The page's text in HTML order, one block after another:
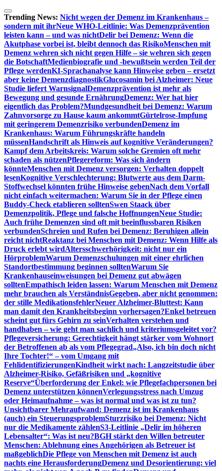
Zum
Inhalt
springen
Trending News: Nicht wegen der Demenz im Krankenhaus –
sondern mit ihrNeue WHO-Leitlinie: Was Demenzprävention
leisten kann – und was nichtDelir bei Demenz: Wenn die
Akutphase vorbei ist, bleibt dennoch das RisikoMenschen mit
Demenz wehren sich nicht gegen Hilfe – sie wehren sich gegen
die BotschaftMedienbiografie und -bewußtsein werden Teil der
Pflege werdenKI-Sprachanalyse kann Hinweise geben – ersetzt
aber keine DemenzdiagnostikGlucosamin bei Alzheimer: Neue
Studie liefert WarnsignalDemenzprävention ist mehr als
Bewegung und gesunde ErnährungDemenz: Wer hat hier
eigentlich das Problem?Mundgesundheit bei Demenz: Warum
Zahnvorsorge zu Hause kaum ankommtGürtelrose-Impfung
mit geringerem Demenzrisiko verbundenDemenz im
Krankenhaus: Warum Führungskräfte handeln
müssenHandschrift als Hinweis auf kognitive Veränderungen?
Kampf dem Arbeitskreis: Warum solche Gremien oft mehr
schaden als nützenPflegereform: Was sich ändern
könnteMenschen mit Demenz versorgen: Verhalten doppelt
lesenKognitive Verschlechterung: Blutwerte aus dem Darm-
Stoffwechsel könnten frühe Hinweise gebenNach dem Vorfall
nicht einfach weitermachen: Warum Sie in der Pflege einen
Buddy-Check etablieren solltenSwen Staack über
Demenzpolitik, Pflege und falsche HoffnungenNeue Studie:
Auch frühe Demenzen sind oft mit beeinflussbaren Risiken
verbundenSchreien und Rufen bei Demenz: Beruhigen allein
reicht nichtReaktanz bei Menschen mit Demenz: Wenn Hilfe als
Druck erlebt wirdAltersschwerhörigkeit: nicht nur ein
HörproblemWarum Demenzschulungen mit einer ehrlichen
Standortbestimmung beginnen solltenWarum Sie
Krankenhauseinweisungen bei Demenz gut abwägen
solltenEmpathisch leiden lassen: Warum Menschen mit Demenz
mehr brauchen als VerständnisGegeben, aber nicht genommen:
der stille MedikationsfehlerNeuer Alzheimer-Bluttest: Kann
man damit den Krankheitsbeginn vorhersagen?Enkel betreuen
scheint gut fürs Gehirn zu seinVerhalten verstehen und
handhaben – wie geht man sachlich und kriteriumsgeleitet vor?
Pflegeversicherung: Gerechtigkeit hängt stärker vom Wohnort
der Betroffenen ab als vom Pflegegrad„Also, ich bin doch nicht
Ihre Tochter!“ – vom Umgang mit
FehlidentifizierungenKindheit wirkt nach: Langzeitstudie über
Alzheimer-Risiko, Gefäßrisiken und „kognitive
Reserve“Überforderung der Enkel: wie Pflegefachpersonen bei
Demenz unterstützen könnenVerlegungsstress nach Umzug
oder Heimaufnahme – was ist normal und was ist zu tun?
Unsichtbarer Mehraufwand: Demenz ist im Krankenhaus
(auch) ein SteuerungsproblemSturzrisiko bei Demenz: Nicht
nur die Medikamente zählenS3-Leitlinie „Delir im höheren
Lebensalter“: Was ist neu?BGH stärkt den Willen betreuter
Menschen: Ablehnung eines Angehörigen als Betreuer ist
maßgeblichDie Pflege von Menschen mit Demenz ist auch
nachts eine HerausforderungDemenz und Desorientierung: viel